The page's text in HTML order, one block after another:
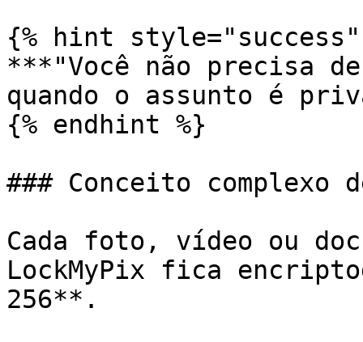
{% hint style="success"
***"Você não precisa de
quando o assunto é
{% endhint %}
### Conceito complexo
Cada foto, vídeo ou
LockMyPix fica
256**.